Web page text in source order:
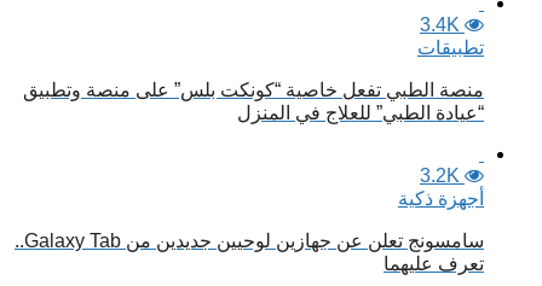
3.4K
تطبيقات
منصة الطبي تفعل خاصية “كونكت بلس” على منصة وتطبيق
“عيادة الطبي” للعلاج في المنزل
3.2K
أجهزة ذكية
سامسونج تعلن عن جهازين لوحيين جديدين من Galaxy Tab..
تعرف عليهما